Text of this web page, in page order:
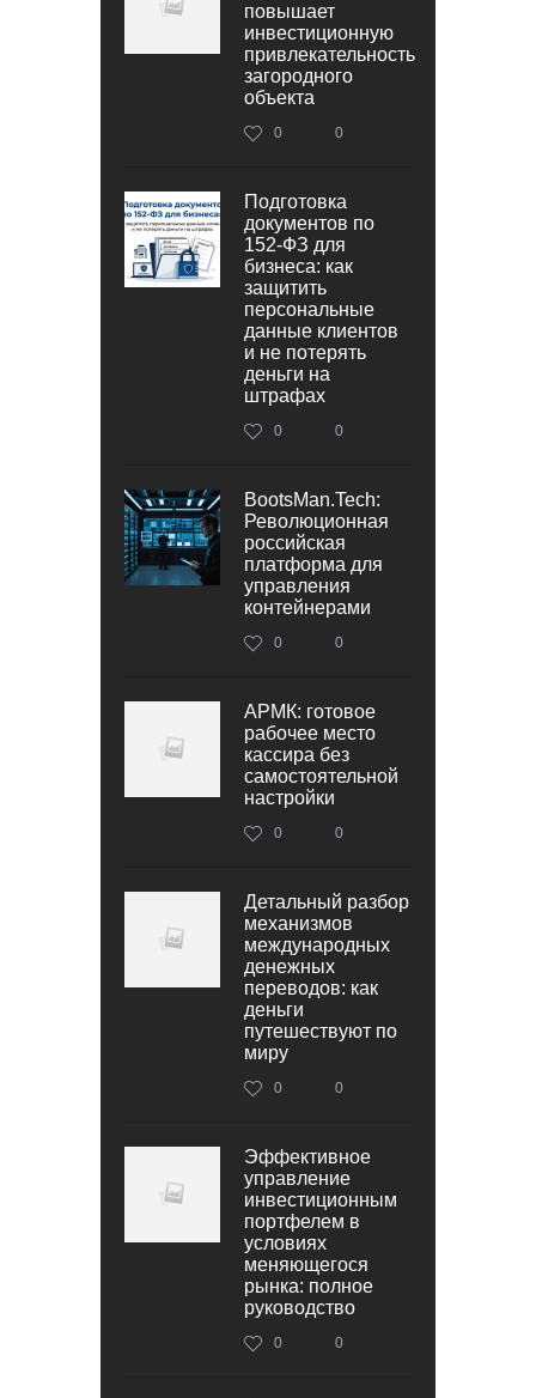
повышает
инвестиционную
привлекательность
загородного
объекта
0 0
Подготовка
документов по
152‑ФЗ для
бизнеса: как
защитить
персональные
данные клиентов
и не потерять
деньги на
штрафах
0 0
BootsMan.Tech:
Революционная
российская
платформа для
управления
контейнерами
0 0
АРМК: готовое
рабочее место
кассира без
самостоятельной
настройки
0 0
Детальный разбор
механизмов
международных
денежных
переводов: как
деньги
путешествуют по
миру
0 0
Эффективное
управление
инвестиционным
портфелем в
условиях
меняющегося
рынка: полное
руководство
0 0